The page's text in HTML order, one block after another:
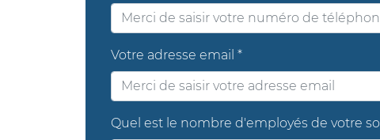
Votre adresse email *
Quel est le nombre d'employés de votre